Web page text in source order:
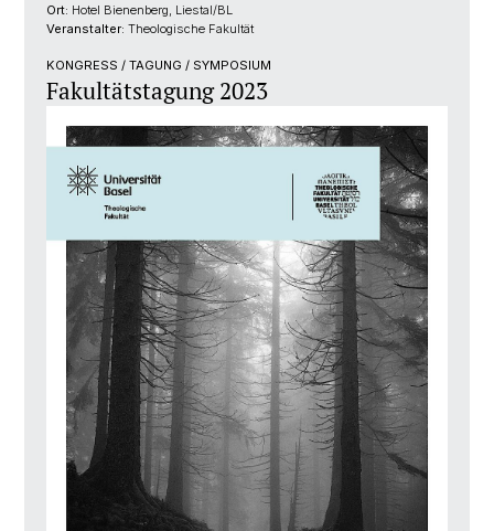
Ort: Hotel Bienenberg, Liestal/BL
Veranstalter: Theologische Fakultät
KONGRESS / TAGUNG / SYMPOSIUM
Fakultätstagung 2023